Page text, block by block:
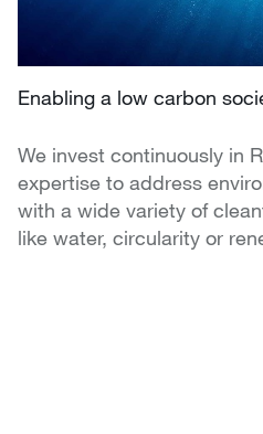
Enabling a low carbon
We invest continuously in
expertise to address
with a wide variety of
like water, circularity or